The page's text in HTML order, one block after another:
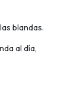
blandas.
al día,